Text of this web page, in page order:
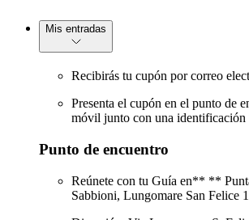
Mis entradas
Recibirás tu cupón por correo
Presenta el cupón en el punto de
móvil junto con una identificación
Punto de encuentro
Reúnete con tu Guía en** **
Sabbioni, Lungomare San Felice 1